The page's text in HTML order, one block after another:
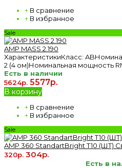
+ В сравнение
+ В избранное
Sale
AMP MASS 2.190
ХарактеристикиКласс:
2 (4 ом)Номинальная мощность
Есть в наличии
5624р. 5577р.
В корзину
+ В сравнение
+ В избранное
Sale
AMP 360 StandartBright T10 (ШТ)
320р. 304р.
Есть в